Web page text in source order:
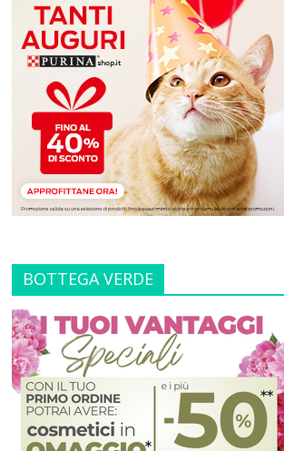
BOTTEGA VERDE